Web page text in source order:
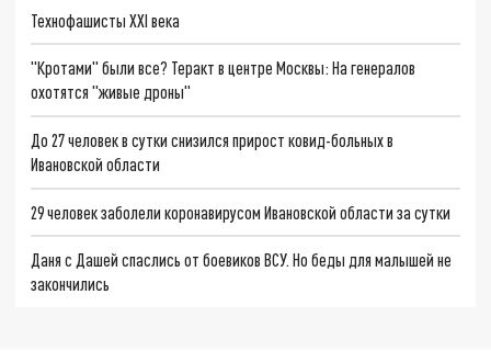
Технофашисты XXI века
"Кротами" были все? Теракт в центре Москвы: На генералов
охотятся "живые дроны"
До 27 человек в сутки снизился прирост ковид-больных в
Ивановской области
29 человек заболели коронавирусом Ивановской области за сутки
Даня с Дашей спаслись от боевиков ВСУ. Но беды для малышей не
закончились